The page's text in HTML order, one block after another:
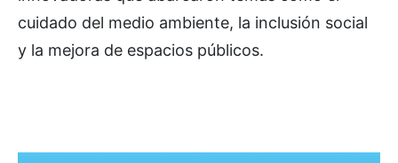
cuidado del medio ambiente, la inclusión social
y la mejora de espacios públicos.